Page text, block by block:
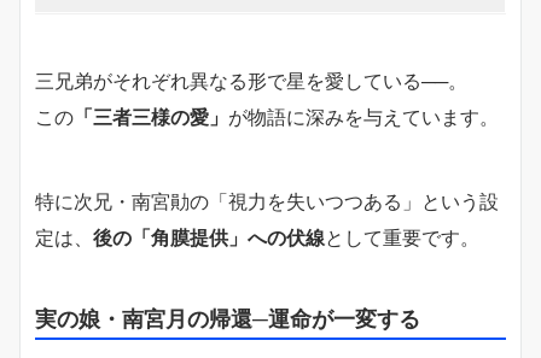
三兄弟がそれぞれ異なる形で星を愛している──。
この 「三者三様の愛」 が物語に深みを与えています。
特に次兄・南宮勛の「視力を失いつつある」という設
定は、 後の「角膜提供」への伏線として重要です。
実の娘・南宮月の帰還─運命が一変する